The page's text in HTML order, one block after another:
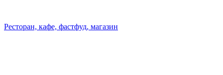
Ресторан, кафе, фастфуд, магазин